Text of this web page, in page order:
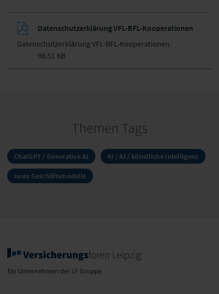
Datenschutzerklärung VFL-BFL-Kooperationen
Datenschutzerklärung VFL-BFL-Kooperationen
98.51 KB
Themen Tags
ChatGPT / Generative AI KI / AI / künstliche Intelligenz
neue Geschäftsmodelle
Ein Unternehmen der LF Gruppe